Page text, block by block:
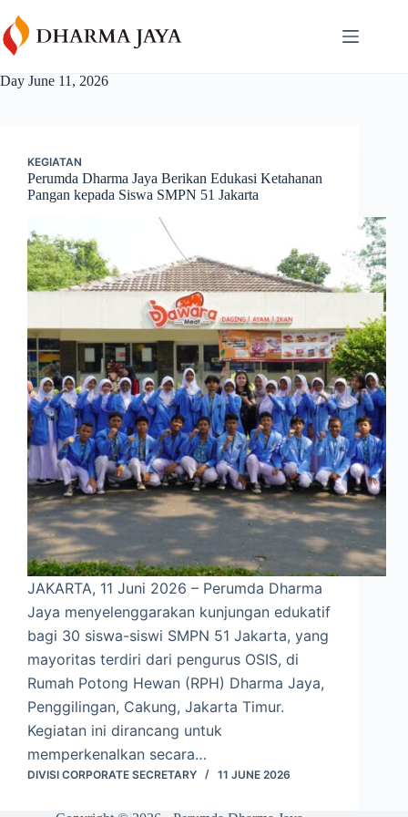
to
content
Day June 11, 2026
KEGIATAN
Perumda Dharma Jaya Berikan Edukasi Ketahanan
Pangan kepada Siswa SMPN 51 Jakarta
JAKARTA, 11 Juni 2026 – Perumda Dharma
Jaya menyelenggarakan kunjungan edukatif
bagi 30 siswa-siswi SMPN 51 Jakarta, yang
mayoritas terdiri dari pengurus OSIS, di
Rumah Potong Hewan (RPH) Dharma Jaya,
Penggilingan, Cakung, Jakarta Timur.
Kegiatan ini dirancang untuk
memperkenalkan secara…
DIVISI CORPORATE SECRETARY 11 JUNE 2026